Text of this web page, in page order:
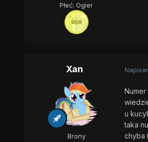
Płeć: Ogier
Xan
Brony
u
taka
chyba